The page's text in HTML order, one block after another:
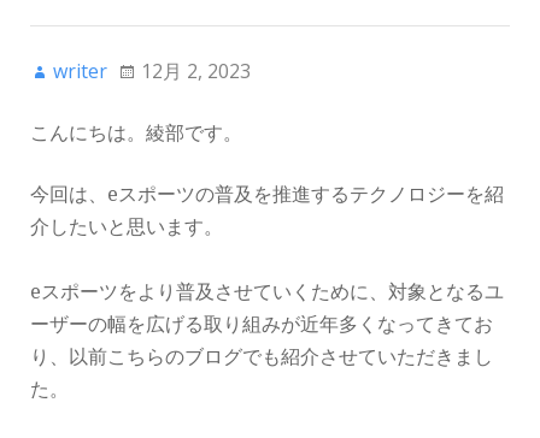
writer 12月 2, 2023
こんにちは。綾部です。
今回は、eスポーツの普及を推進するテクノロジーを紹
介したいと思います。
eスポーツをより普及させていくために、対象となるユ
ーザーの幅を広げる取り組みが近年多くなってきてお
り、以前こちらのブログでも紹介させていただきまし
た。